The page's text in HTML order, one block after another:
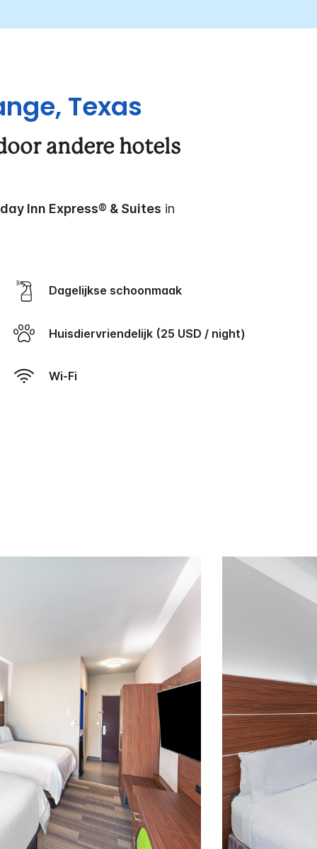
Texas
andere hotels
Inn Express® & Suites in
Dagelijkse schoonmaak
Huisdiervriendelijk (25 USD / night)
Wi-Fi